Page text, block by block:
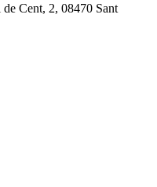
Cent, 2, 08470 Sant